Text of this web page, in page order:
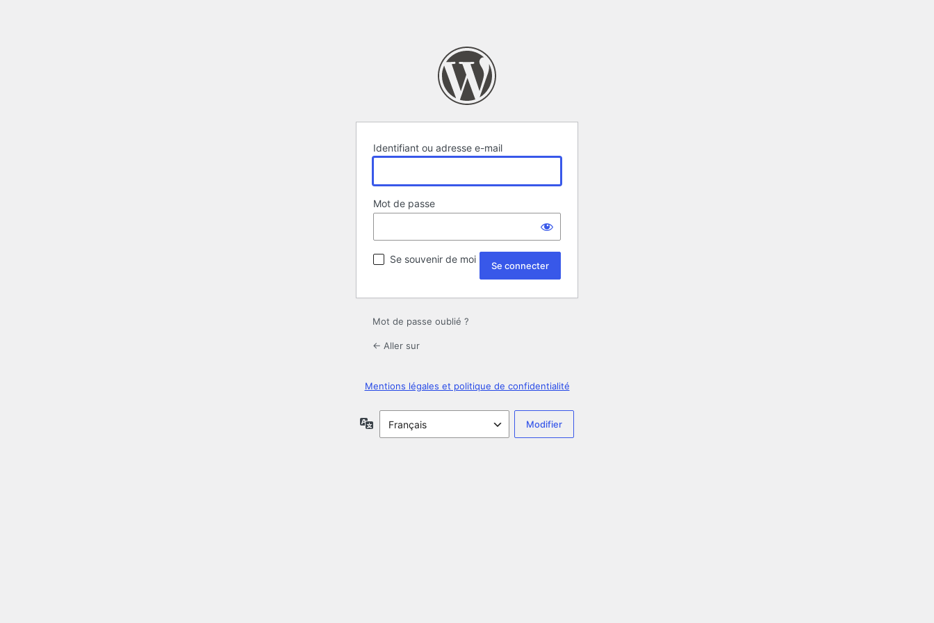
Identifiant ou adresse e-mail
Mot de passe
Se souvenir de moi
Mot de passe oublié ?
← Aller sur
Mentions légales et politique de confidentialité
Langue